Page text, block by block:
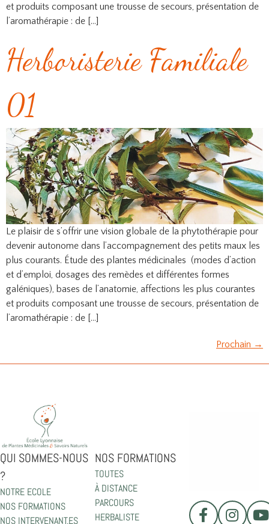
et produits composant une trousse de secours, présentation de
l’aromathérapie : de […]
Herboristerie Familiale
01
Le plaisir de s’offrir une vision globale de la phytothérapie pour
devenir autonome dans l’accompagnement des petits maux les
plus courants. Étude des plantes médicinales (modes d’action
et d’emploi, dosages des remèdes et différentes formes
galéniques), bases de l’anatomie, affections les plus courantes
et produits composant une trousse de secours, présentation de
l’aromathérapie : de […]
Prochain →
QUI SOMMES-NOUS
?
NOTRE ECOLE
NOS FORMATIONS
NOS INTERVENANT.ES
NOS FORMATIONS
TOUTES
À DISTANCE
PARCOURS
HERBALISTE